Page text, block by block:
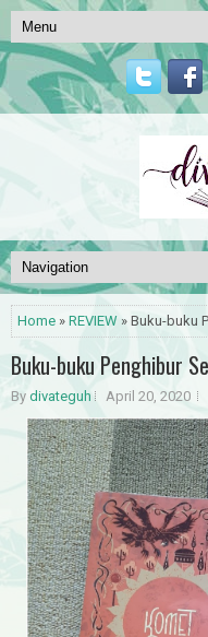
Home » REVIEW » Buku-buku
Buku-buku Penghibur
By divateguh April 20, 2020